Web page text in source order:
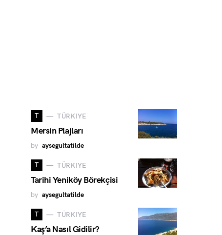
T TÜRKIYE
Mersin Plajları
by aysegultatilde
T TÜRKIYE
Tarihi Yeniköy Börekçisi
by aysegultatilde
T TÜRKIYE
Kaş’a Nasıl Gidilir?